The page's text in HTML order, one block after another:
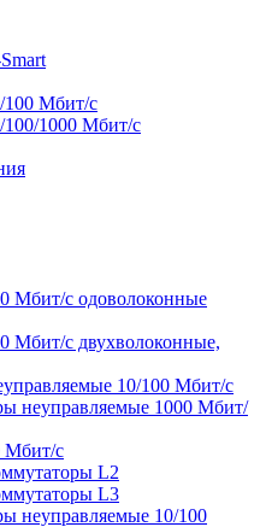
100 Мбит/с
1000 Мбит/с
Мбит/c одоволоконные
Мбит/c двухволоконные,
10/100 Мбит/с
неуправляемые 1000 Мбит/
Мбит/c
L2
L3
неуправляемые 10/100